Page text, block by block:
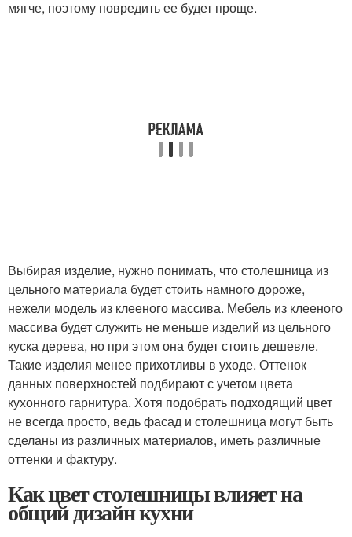
мягче, поэтому повредить ее будет проще.
Выбирая изделие, нужно понимать, что столешница из
цельного материала будет стоить намного дороже,
нежели модель из клееного массива. Мебель из клееного
массива будет служить не меньше изделий из цельного
куска дерева, но при этом она будет стоить дешевле.
Такие изделия менее прихотливы в уходе. Оттенок
данных поверхностей подбирают с учетом цвета
кухонного гарнитура. Хотя подобрать подходящий цвет
не всегда просто, ведь фасад и столешница могут быть
сделаны из различных материалов, иметь различные
оттенки и фактуру.
Как цвет столешницы влияет на
общий дизайн кухни